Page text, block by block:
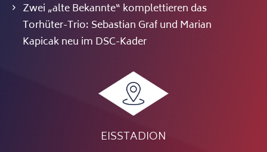
Zwei „alte Bekannte“ komplettieren das
Torhüter-Trio: Sebastian Graf und Marian
Kapicak neu im DSC-Kader
EISSTADION